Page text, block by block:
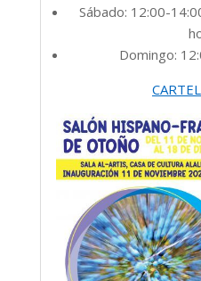
Sábado: 12:00-
Domingo: